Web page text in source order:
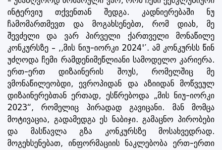
ინტერვიუ თქვენთან შედგა. კადნიერებაში ნუ
ჩამომართმევთ და მოგახსენებთ, რომ დიახ, მე
შევძელი და ვარ პირველი ქართველი მონაწილე
კონკურსზე – ,,მის ნიუ-იორკი 2024'’. ამ კონკურსს წინ
უძღოდა ჩემი რამდენიმეწლიანი სამოდელო კარიერა.
ერთ-ერთ დიზაინერის შოუს, რომელშიც მე
ვმონაწილეობდი, ევროპიდან და აზიიდან მოწვეულ
დიზაინერებთან ერთად, ესწრებოდა „მის ნიუ-იორკი
2023“, რომელიც პირადად გავიცანი. მან მომცა
მოტივაცია, გადამედგა ეს ნაბიჯი. გამაცნო პირობები
და მასწავლა გზა კონკურსზე მოსახვედრად.
მოგეხსენებათ, ინფორმაციის ნაკლებობა ერთ-ერთი